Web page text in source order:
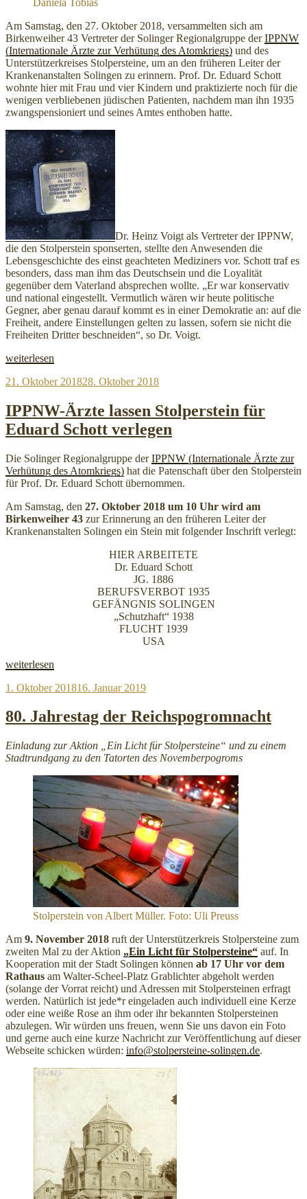
Am Samstag, den 27. Oktober 2018, versammelten sich am
Birkenweiher 43 Vertreter der Solinger Regionalgruppe derIPPNW
(Internationale Ärzte zur Verhütung des Atomkriegs) und des
Unterstützerkreises Stolpersteine, um an den früheren Leiter der
Krankenanstalten Solingen zu erinnern. Prof. Dr. Eduard Schott
wohnte hier mit Frau und vier Kindern und praktizierte noch für die
wenigen verbliebenen jüdischen Patienten, nachdem man ihn 1935
zwangspensioniert und seines Amtes enthoben hatte.
Dr. Heinz Voigt als Vertreter der IPPNW,
die den Stolperstein sponserten, stellte den Anwesenden die
Lebensgeschichte des einst geachteten Mediziners vor. Schott traf es
besonders, dass man ihm das Deutschsein und die Loyalität
gegenüber dem Vaterland absprechen wollte. „Er war konservativ
und national eingestellt. Vermutlich wären wir heute politische
Gegner, aber genau darauf kommt es in einer Demokratie an: auf die
Freiheit, andere Einstellungen gelten zu lassen, sofern sie nicht die
Freiheiten Dritter beschneiden“, so Dr. Voigt.
„Stolperstein
Birkenweiher
an
Mediziner
Eduard
weiterlesen
Veröffentlicht
21. Oktober 201828. Oktober 2018
IPPNW-Ärzte lassen Stolperstein für
Eduard Schott verlegen
Die Solinger Regionalgruppe derIPPNW (Internationale Ärzte zur
Verhütung des Atomkriegs) hat die Patenschaft über den Stolperstein
für Prof. Dr. Eduard Schott übernommen.
Am Samstag, den 27. Oktober 2018 um 10 Uhr wird am
Birkenweiher 43 zur Erinnerung an den früheren Leiter der
Krankenanstalten Solingen ein Stein mit folgender Inschrift verlegt:
HIER ARBEITETE
Dr. Eduard Schott
JG. 1886
BERUFSVERBOT 1935
GEFÄNGNIS SOLINGEN
„Schutzhaft“ 1938
FLUCHT 1939
USA
„IPPNW-
lassen
für
Eduard
verlegen“
weiterlesen
Veröffentlicht
1. Oktober 201816. Januar 2019
80. Jahrestag der Reichspogromnacht
Einladung zur Aktion „Ein Licht für Stolpersteine“ und zu einem
Stadtrundgang zu den Tatorten des Novemberpogroms
Stolperstein von Albert Müller. Foto: Uli Preuss
Am 9. November 2018 ruft der Unterstützerkreis Stolpersteine zum
zweiten Mal zu der Aktion „Ein Licht für Stolpersteine“ auf. In
Kooperation mit der Stadt Solingen können ab 17 Uhr vor dem
Rathaus am Walter-Scheel-Platz Grablichter abgeholt werden
(solange der Vorrat reicht) und Adressen mit Stolpersteinen erfragt
werden. Natürlich ist jede*r eingeladen auch individuell eine Kerze
oder eine weiße Rose an ihm oder ihr bekannten Stolpersteinen
abzulegen. Wir würden uns freuen, wenn Sie uns davon ein Foto
und gerne auch eine kurze Nachricht zur Veröffentlichung auf dieser
Webseite schicken würden: info@stolpersteine-solingen.de.